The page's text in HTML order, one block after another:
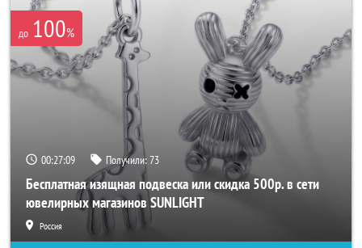
до 100%
00:27:06 Получили:73
Бесплатная изящная подвеска или скидка 500р. в сети
ювелирных магазинов SUNLIGHT
Россия